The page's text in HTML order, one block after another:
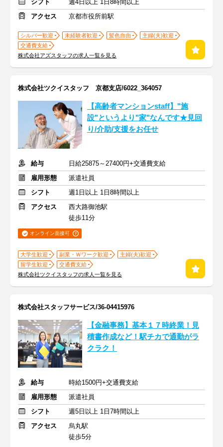
シフト
週4日以上 1日8時間以上
アクセス
京都市役所前駅
シルバー歓迎 未経験者歓迎 髪色自由
主婦(夫)歓迎
交通費支給
株式会社アズスタッフの求人一覧を見る
株式会社ツクイスタッフ 京都支店/6022_364057
【高齢者マンションstaff】"施
設"というより"家"なんです★見回
り/介助/支援をお任せ
給与
日給25875～27400円+交通費支給
雇用形態
派遣社員
シフト
週1日以上 1日8時間以上
アクセス
西大路御池駅
徒歩11分
オンライン面接可
大学生歓迎 副業・Ｗワーク歓迎
主婦(夫)歓迎
留学生歓迎
交通費支給
株式会社ツクイスタッフの求人一覧を見る
株式会社スタッフサービス/36-04415976
【金融事務】基本１７時終業！見
積書作成など！駅チカで通勤がラ
クラク！
給与
時給1500円+交通費支給
雇用形態
派遣社員
シフト
週5日以上 1日7時間以上
アクセス
烏丸駅
徒歩5分